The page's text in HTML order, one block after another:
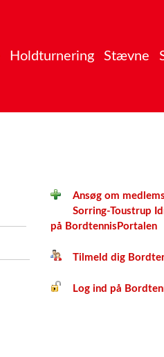
Holdturnering Stævne
Ansøg om
Sorring-Toustrup
på BordtennisPortalen
Tilmeld dig
Log ind på